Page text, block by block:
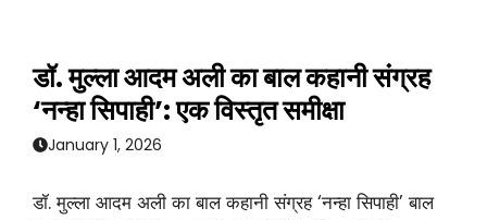
डॉ. मुल्ला आदम अली का बाल कहानी संग्रह
‘नन्हा सिपाही’: एक विस्तृत समीक्षा
January 1, 2026
डॉ. मुल्ला आदम अली का बाल कहानी संग्रह ‘नन्हा सिपाही’ बाल